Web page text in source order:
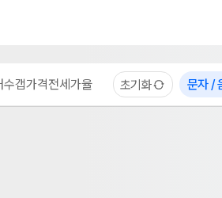
수갭가격전세가율 초기화 문자 /